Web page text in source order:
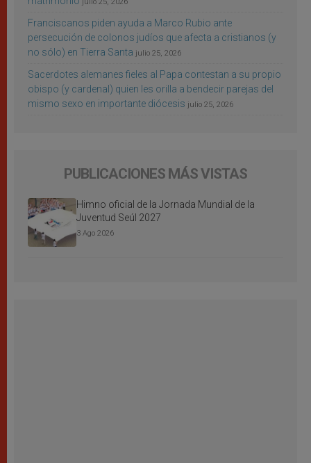
julio 25, 2026
Franciscanos piden ayuda a Marco Rubio ante
persecución de colonos judíos que afecta a cristianos (y
no sólo) en Tierra Santa julio 25, 2026
Sacerdotes alemanes fieles al Papa contestan a su propio
obispo (y cardenal) quien les orilla a bendecir parejas del
mismo sexo en importante diócesis julio 25, 2026
PUBLICACIONES MÁS VISTAS
Himno oficial de la Jornada Mundial de la
Juventud Seúl 2027
3 Ago 2026